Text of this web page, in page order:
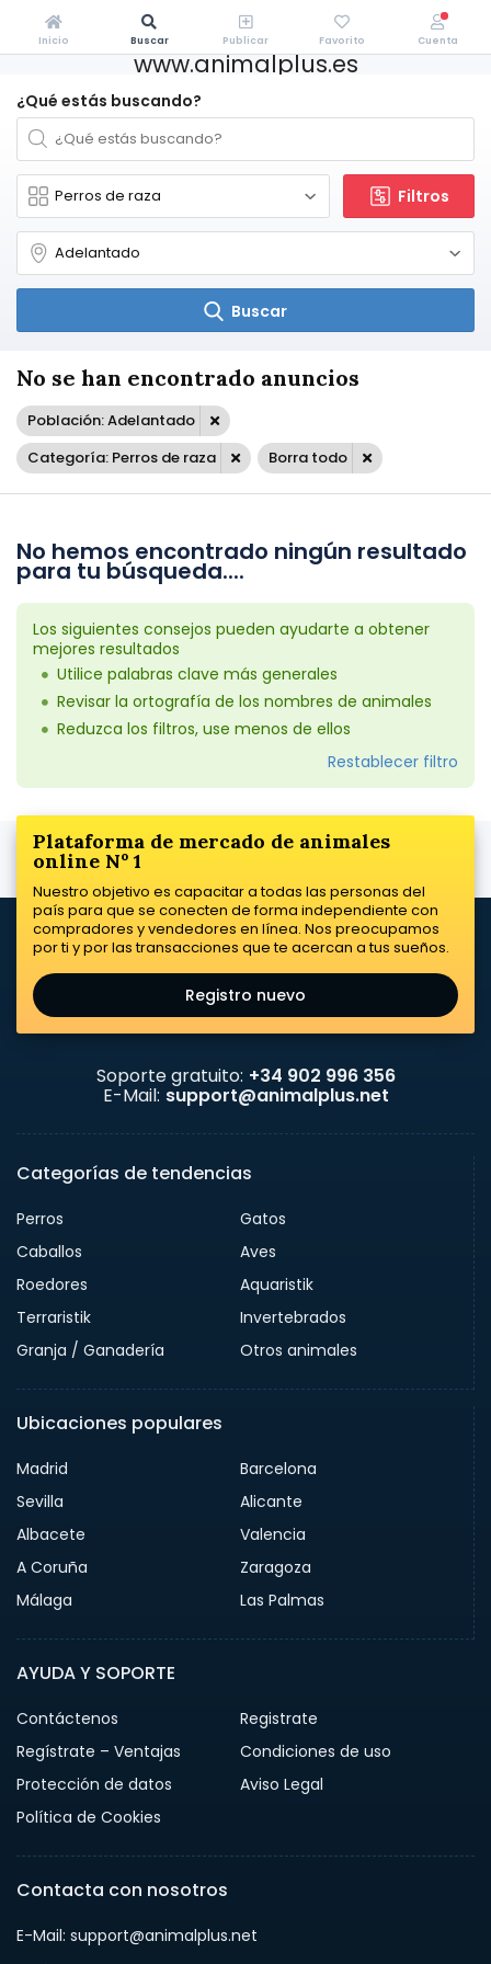
www.animalplus.es
¿Qué estás buscando?
Filtros
Buscar
No se han encontrado anuncios
Población: Adelantado
Categoría: Perros de raza
Borra todo
No hemos encontrado ningún resultado
para tu búsqueda....
Los siguientes consejos pueden ayudarte a obtener
mejores resultados
Utilice palabras clave más generales
Revisar la ortografía de los nombres de animales
Reduzca los filtros, use menos de ellos
Restablecer filtro
Plataforma de mercado de animales
online Nº 1
Nuestro objetivo es capacitar a todas las personas del
país para que se conecten de forma independiente con
compradores y vendedores en línea. Nos preocupamos
por ti y por las transacciones que te acercan a tus sueños.
Registro nuevo
Soporte gratuito: +34 902 996 356
E-Mail: support@animalplus.net
Categorías de tendencias
Perros
Gatos
Caballos
Aves
Roedores
Aquaristik
Terraristik
Invertebrados
Granja / Ganadería
Otros animales
Ubicaciones populares
Madrid
Barcelona
Sevilla
Alicante
Albacete
Valencia
A Coruña
Zaragoza
Málaga
Las Palmas
AYUDA Y SOPORTE
Contáctenos
Registrate
Regístrate – Ventajas
Condiciones de uso
Protección de datos
Aviso Legal
Política de Cookies
Contacta con nosotros
E-Mail: support@animalplus.net
Inicio Buscar Publicar Favorito Cuenta